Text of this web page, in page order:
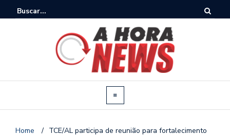
Home / TCE/AL participa de reunião para fortalecimento